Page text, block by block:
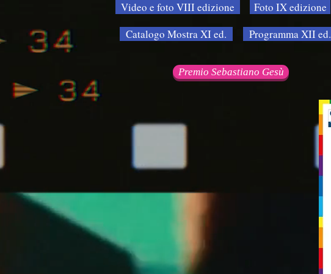
Video e foto VIII edizione
Catalogo Mostra XI ed.
Foto IX edizione
Programma XII ed.
Premio Sebastiano Gesù